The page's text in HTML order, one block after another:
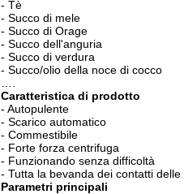
- Tè
- Succo di mele
- Succo di Orage
- Succo dell'anguria
- Succo di verdura
- Succo/olio della noce di cocco
Caratteristica di prodotto
- Autopulente
- Scarico automatico
- Commestibile
- Forte forza centrifuga
- Funzionando senza difficoltà
- Tutta la bevanda dei contatti
Parametri principali